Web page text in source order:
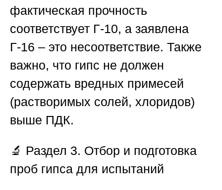
фактическая прочность
соответствует Г-10, а заявлена
Г-16 – это несоответствие. Также
важно, что гипс не должен
содержать вредных примесей
(растворимых солей, хлоридов)
выше ПДК.
🔬 Раздел 3. Отбор и подготовка
проб гипса для испытаний